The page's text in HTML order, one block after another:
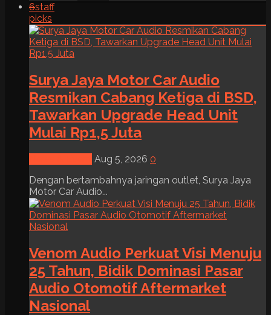
6staff
picks
Surya Jaya Motor Car Audio
Resmikan Cabang Ketiga di BSD,
Tawarkan Upgrade Head Unit
Mulai Rp1,5 Juta
Aug 5, 2026 0
Dengan bertambahnya jaringan outlet, Surya Jaya
Motor Car Audio...
Venom Audio Perkuat Visi Menuju
25 Tahun, Bidik Dominasi Pasar
Audio Otomotif Aftermarket
Nasional